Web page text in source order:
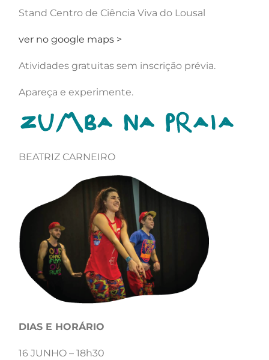
Stand Centro de Ciência Viva do Lousal
ver no google maps >
Atividades gratuitas sem inscrição prévia.
Apareça e experimente.
BEATRIZ CARNEIRO
DIAS E HORÁRIO
16 JUNHO – 18h30